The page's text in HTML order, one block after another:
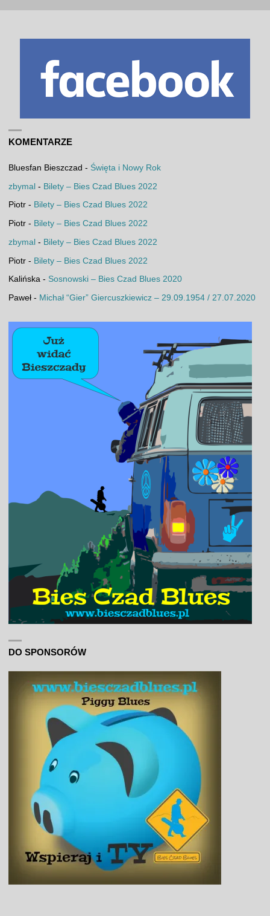
KOMENTARZE
Bluesfan Bieszczad - Święta i Nowy Rok
zbymal- Bilety – Bies Czad Blues 2022
Piotr- Bilety – Bies Czad Blues 2022
Piotr- Bilety – Bies Czad Blues 2022
zbymal - Bilety – Bies Czad Blues 2022
Piotr- Bilety – Bies Czad Blues 2022
Kalińska- Sosnowski – Bies Czad Blues 2020
Paweł- Michał “Gier” Giercuszkiewicz – 29.09.1954 / 27.07.2020
DO SPONSORÓW